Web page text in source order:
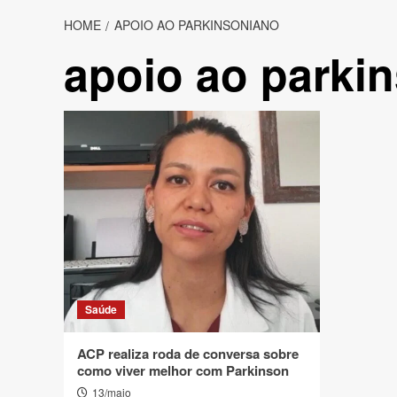
HOME APOIO AO PARKINSONIANO
apoio ao
Saúde
ACP realiza roda de conversa sobre
como viver melhor com Parkinson
13/maio